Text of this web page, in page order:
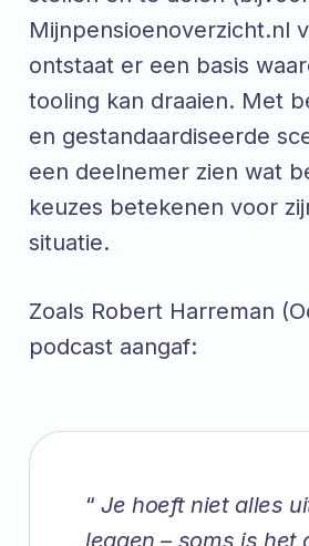
Mijnpensioenoverzicht.nl
ontstaat er een basis
tooling kan draaien. Met
en gestandaardiseerde
een deelnemer zien wat
keuzes betekenen voor
situatie.
Zoals Robert Harreman
podcast aangaf:
“Je hoeft niet alles
leggen – soms is het